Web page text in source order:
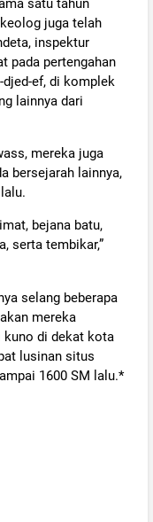
satu tahun
juga telah
inspektur
pada pertengahan
djed-ef, di komplek
lainnya dari
mereka juga
bersejarah lainnya,
bejana batu,
serta tembikar,”
selang beberapa
mereka
kuno di dekat kota
lusinan situs
1600 SM lalu.*